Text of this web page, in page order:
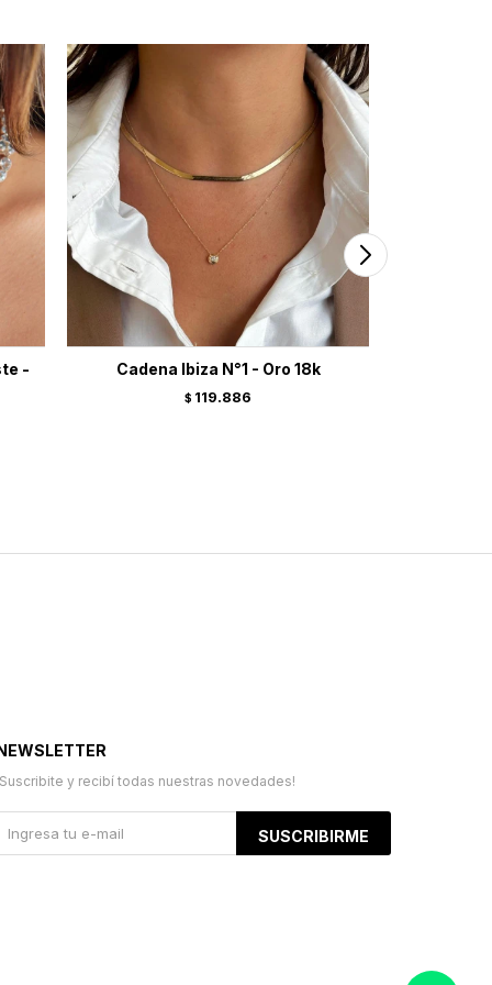
-
Cadena Ibiza N°1 - Oro 18k
$ 119.886
y recibí todas nuestras novedades!
SUSCRIBIRME